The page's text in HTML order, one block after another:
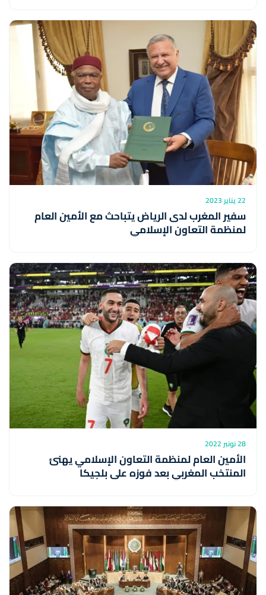
22 يناير 2023
سفير المغرب لدى الرياض يتباحث مع الأمين العام
لمنظمة التعاون الإسلامي
28 نونبر 2022
الأمين العام لمنظمة التعاون الإسلامي يهنئ
المنتخب المغربي بعد فوزه على بلجيكا